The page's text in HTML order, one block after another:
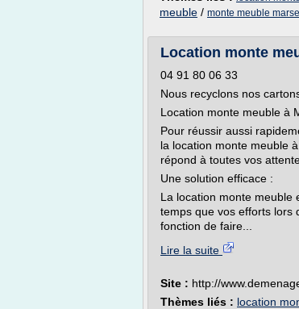
meuble / monte meuble
Location monte
04 91 80 06 33
Nous recyclons nos
Location monte meuble à
Pour réussir aussi
la location monte meuble
répond à toutes vos
Une solution efficace :
La location monte meuble
temps que vos efforts lors
fonction de faire...
Lire la suite
Site : http://
Thèmes liés : location